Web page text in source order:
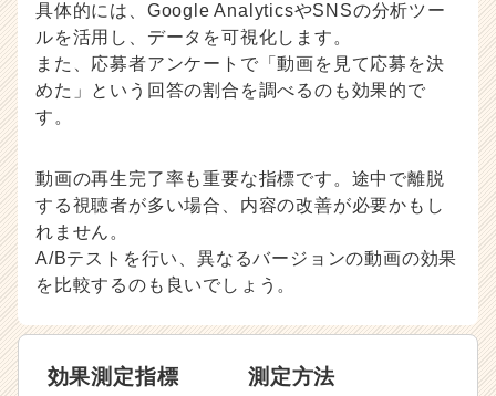
具体的には、Google AnalyticsやSNSの分析ツー
ルを活用し、データを可視化します。
また、応募者アンケートで「動画を見て応募を決
めた」という回答の割合を調べるのも効果的で
す。
動画の再生完了率も重要な指標です。途中で離脱
する視聴者が多い場合、内容の改善が必要かもし
れません。
A/Bテストを行い、異なるバージョンの動画の効果
を比較するのも良いでしょう。
効果測定指標 測定方法